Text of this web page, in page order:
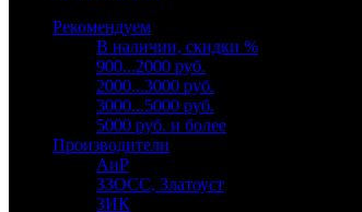
Рекомендуем
В наличии, скидки %
900...2000 руб.
2000...3000 руб.
3000...5000 руб.
5000 руб. и более
Производители
АиР
ЗЗОСС, Златоуст
ЗИК